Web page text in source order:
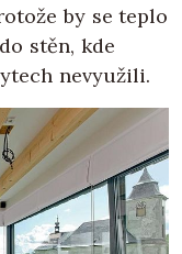
by se teplo
stěn, kde
nevyužili.